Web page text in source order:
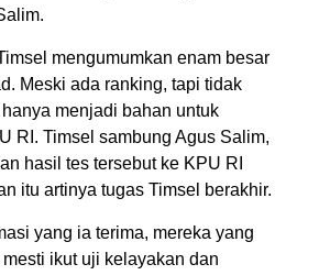
mengumumkan enam besar
Meski ada ranking, tapi tidak
menjadi bahan untuk
RI. Timsel sambung Agus Salim,
hasil tes tersebut ke KPU RI
itu artinya tugas Timsel berakhir.
yang ia terima, mereka yang
ikut uji kelayakan dan